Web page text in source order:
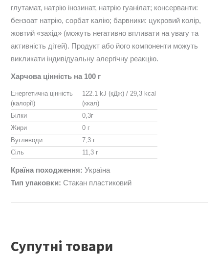
глутамат, натрію інозинат, натрію гуанілат; консерванти:
бензоат натрію, сорбат калію; барвники: цукровий колір,
жовтий «захід» (можуть негативно впливати на увагу та
активність дітей). Продукт або його компоненти можуть
викликати індивідуальну алергічну реакцію.
Харчова цінність на 100 г
Енергетична цінність
(калорії)
122.1 kJ (кДж) / 29,3 kcal
(ккал)
Білки
0,3г
Жири
0 г
Вуглеводи
7,3 г
Сіль
11,3 г
Країна походження: Україна
Тип упаковки:Стакан пластиковий
Супутні товари